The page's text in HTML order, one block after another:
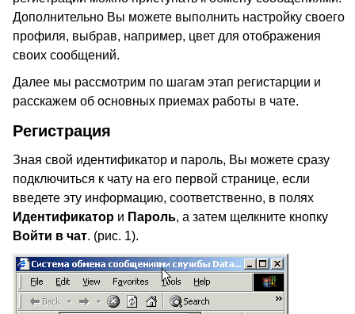
Дополнительно Вы можете выполнить настройку своего
профиля, выбрав, например, цвет для отображения
своих сообщений.
Далее мы рассмотрим по шагам этап регистарции и
расскажем об основных приемах работы в чате.
Регистрация
Зная свой идентификатор и пароль, Вы можете сразу
подключиться к чату на его первой странице, если
введете эту информацию, соответственно, в полях
Идентификатор и Пароль, а затем щелкните кнопку
Войти в чат. (рис. 1).